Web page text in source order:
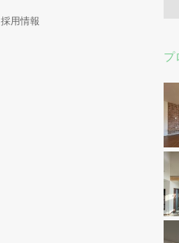
採用情報
プ